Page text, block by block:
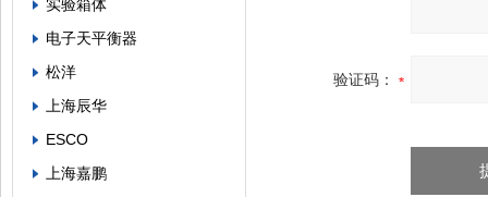
实验箱体
电子天平衡器
松洋
上海辰华
ESCO
上海嘉鹏
验证码：